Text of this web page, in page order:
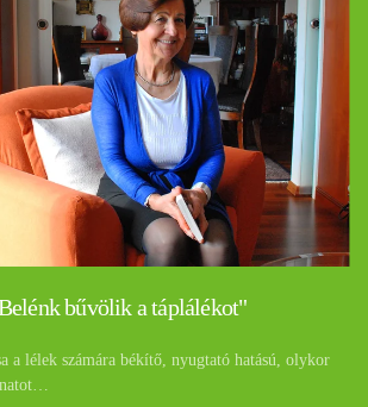
bűvölik a táplálékot"
a lélek számára békítő, nyugtató hatású, olykor